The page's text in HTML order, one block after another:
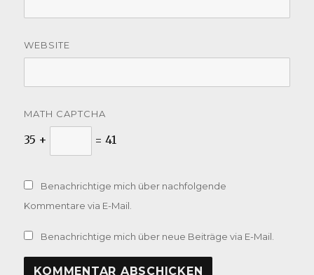
WEBSITE
MATH CAPTCHA
35 + = 41
Benachrichtige mich über nachfolgende
Kommentare via E-Mail.
Benachrichtige mich über neue Beiträge via E-Mail.